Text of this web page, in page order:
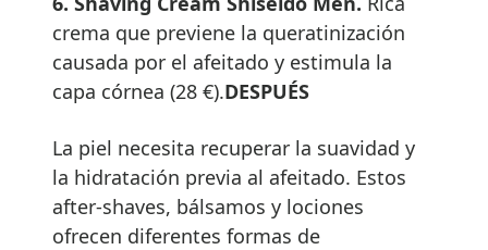
crema que previene la queratinización
causada por el afeitado y estimula la
capa córnea (28 €).DESPUÉS
La piel necesita recuperar la suavidad y
la hidratación previa al afeitado. Estos
after-shaves, bálsamos y lociones
ofrecen diferentes formas de